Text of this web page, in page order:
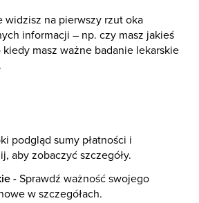
widzisz na pierwszy rzut oka
informacji – np. czy masz jakieś
kiedy masz ważne badanie lekarskie
podgląd sumy płatności i
aby zobaczyć szczegóły.
-Sprawdź ważność swojego
w szczegółach.